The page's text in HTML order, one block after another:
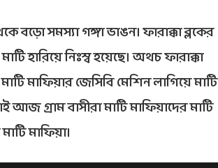
বড়ো সমস্যা গঙ্গা ভাঙন। ফারাক্কা ব্লকের
হারিয়ে নিঃস্ব হয়েছে। অথচ ফারাক্কা
মাফিয়ার জেসিবি মেশিন লাগিয়ে মাটি
গ্রাম বাসীরা মাটি মাফিয়াদের মাটি
মাফিয়া।